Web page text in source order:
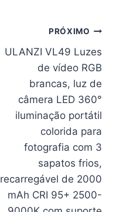
PRÓXIMO
ULANZI VL49 Luzes
de vídeo RGB
brancas, luz de
câmera LED 360°
iluminação portátil
colorida para
fotografia com 3
sapatos frios,
recarregável de 2000
mAh CRI 95+ 2500-